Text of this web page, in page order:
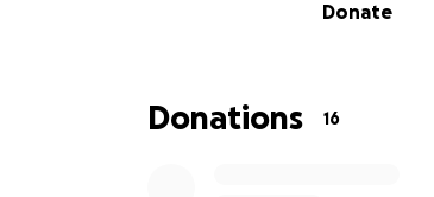
#BaseballLanaudière
Donate
Donations 16